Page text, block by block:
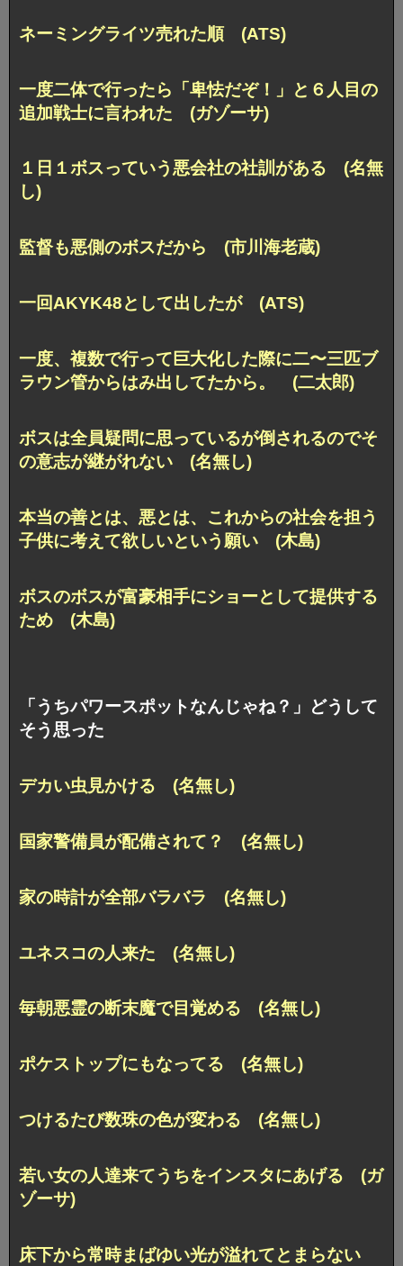
ネーミングライツ売れた順 (ATS)
一度二体で行ったら「卑怯だぞ！」と６人目の
追加戦士に言われた (ガゾーサ)
１日１ボスっていう悪会社の社訓がある (名無
し)
監督も悪側のボスだから (市川海老蔵)
一回AKYK48として出したが (ATS)
一度、複数で行って巨大化した際に二〜三匹ブ
ラウン管からはみ出してたから。 (二太郎)
ボスは全員疑問に思っているが倒されるのでそ
の意志が継がれない (名無し)
本当の善とは、悪とは、これからの社会を担う
子供に考えて欲しいという願い (木島)
ボスのボスが富豪相手にショーとして提供する
ため (木島)
「うちパワースポットなんじゃね？」どうして
そう思った
デカい虫見かける (名無し)
国家警備員が配備されて？ (名無し)
家の時計が全部バラバラ (名無し)
ユネスコの人来た (名無し)
毎朝悪霊の断末魔で目覚める (名無し)
ポケストップにもなってる (名無し)
つけるたび数珠の色が変わる (名無し)
若い女の人達来てうちをインスタにあげる (ガ
ゾーサ)
床下から常時まばゆい光が溢れてとまらない